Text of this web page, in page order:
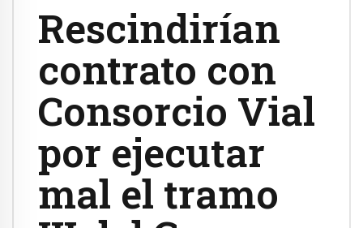
Rescindirían
contrato con
Consorcio Vial
por ejecutar
mal el tramo